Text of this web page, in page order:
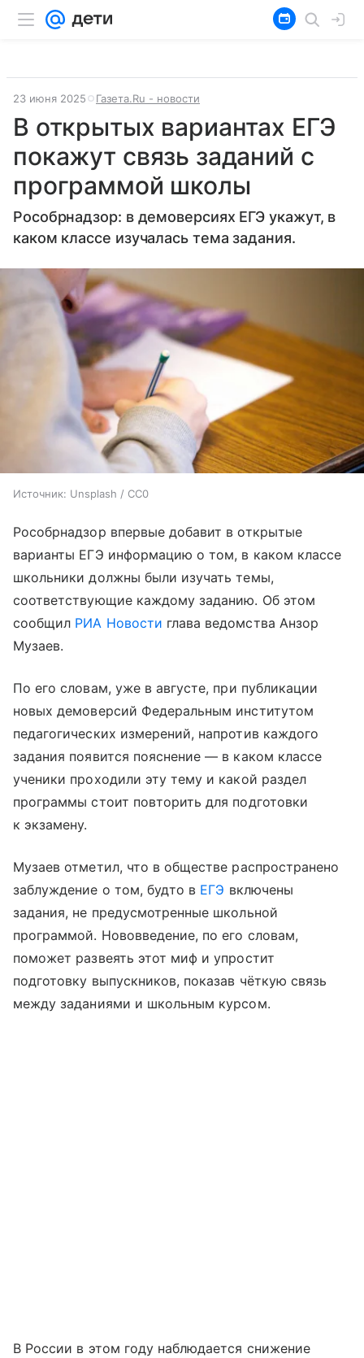
23 июня 2025 Газета.Ru - новости
В открытых вариантах ЕГЭ
покажут связь заданий с
программой школы
Рособрнадзор: в демоверсиях ЕГЭ укажут, в
каком классе изучалась тема задания.
Источник: Unsplash / CC0
Рособрнадзор впервые добавит в открытые
варианты ЕГЭ информацию о том, в каком классе
школьники должны были изучать темы,
соответствующие каждому заданию. Об этом
сообщил РИА Новости глава ведомства Анзор
Музаев.
По его словам, уже в августе, при публикации
новых демоверсий Федеральным институтом
педагогических измерений, напротив каждого
задания появится пояснение — в каком классе
ученики проходили эту тему и какой раздел
программы стоит повторить для подготовки
к экзамену.
Музаев отметил, что в обществе распространено
заблуждение о том, будто в ЕГЭ включены
задания, не предусмотренные школьной
программой. Нововведение, по его словам,
поможет развеять этот миф и упростит
подготовку выпускников, показав чёткую связь
между заданиями и школьным курсом.
В России в этом году наблюдается снижение